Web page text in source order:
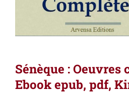
Sénèque : Oeuvres
Ebook epub, pdf,